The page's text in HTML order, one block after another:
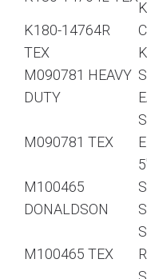
K180-14764R
TEX
M090781 HEAVY
DUTY
M090781 TEX
M100465
DONALDSON
M100465 TEX